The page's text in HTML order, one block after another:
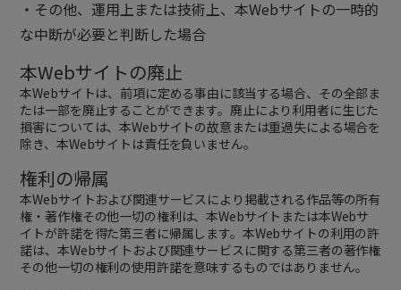
・その他、運用上または技術上、本Webサイトの一時的
な中断が必要と判断した場合
本Webサイトの廃止
本Webサイトは、前項に定める事由に該当する場合、その全部ま
たは一部を廃止することができます。廃止により利用者に生じた
損害については、本Webサイトの故意または重過失による場合を
除き、本Webサイトは責任を負いません。
権利の帰属
本Webサイトおよび関連サービスにより掲載される作品等の所有
権・著作権その他一切の権利は、本Webサイトまたは本Webサ
イトが許諾を得た第三者に帰属します。本Webサイトの利用の許
諾は、本Webサイトおよび関連サービスに関する第三者の著作権
その他一切の権利の使用許諾を意味するものではありません。